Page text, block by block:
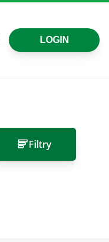
LOGIN
Filtry